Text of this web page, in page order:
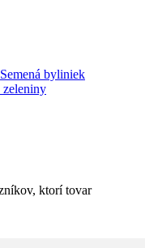
Semená byliniek
zeleniny
ktorí tovar